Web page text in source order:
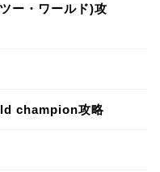
ー・ワールド)攻
champion攻略